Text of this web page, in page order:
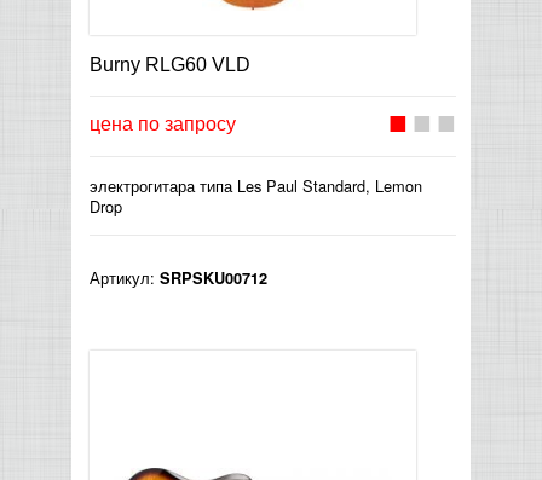
Burny RLG60 VLD
цена по запросу
электрогитара типа Les Paul Standard, Lemon
Drop
Артикул: SRPSKU00712